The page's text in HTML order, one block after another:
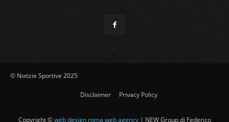
© Notizie Sportive 2025
Disclaimer Privacy Policy
Copyright ©web design roma web agency| NEW Group di Federico